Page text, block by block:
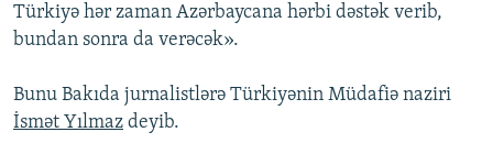
MULTIMEDIA
FOTOQALEREYA
OXU ZALI
HAQQIMIZDA
Türkiyə hər zaman Azərbaycana hərbi dəstək verib,
bundan sonra da verəcək».
Bunu Bakıda jurnalistlərə Türkiyənin Müdafiə naziri
İsmət Yılmaz deyib.